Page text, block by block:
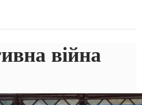
війна